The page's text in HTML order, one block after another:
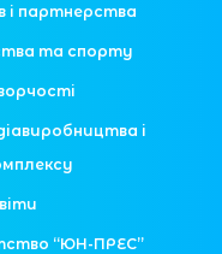
і партнерства
та спорту
і
“ЮН-ПРЕС”